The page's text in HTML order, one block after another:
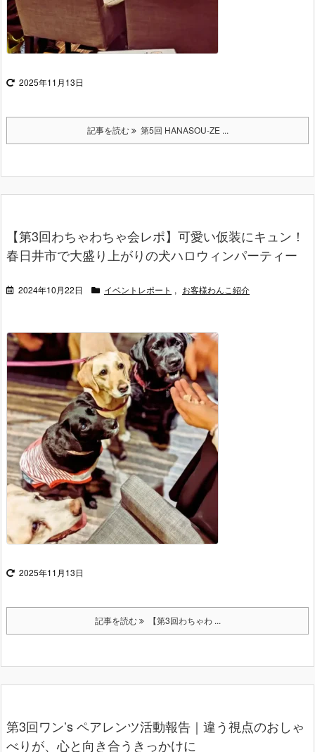
2025年11月13日
記事を読む 第5回 HANASOU-ZE ...
【第3回わちゃわちゃ会レポ】可愛い仮装にキュン！
春日井市で大盛り上がりの犬ハロウィンパーティー
2024年10月22日 イベントレポート , お客様わんこ紹介
2025年11月13日
記事を読む 【第3回わちゃわ ...
第3回ワン’s ペアレンツ活動報告｜違う視点のおしゃ
べりが、心と向き合うきっかけに